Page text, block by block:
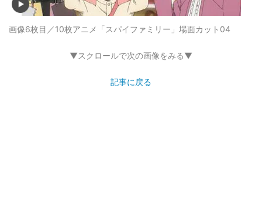
画像6枚目／10枚アニメ「スパイファミリー」場面カット04
▼スクロールで次の画像をみる▼
記事に戻る